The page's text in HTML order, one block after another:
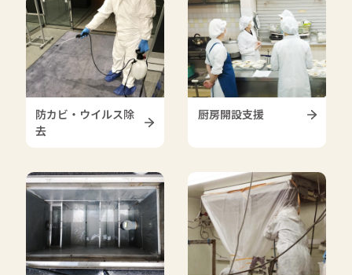
防カビ・ウイルス除
去
厨房開設支援